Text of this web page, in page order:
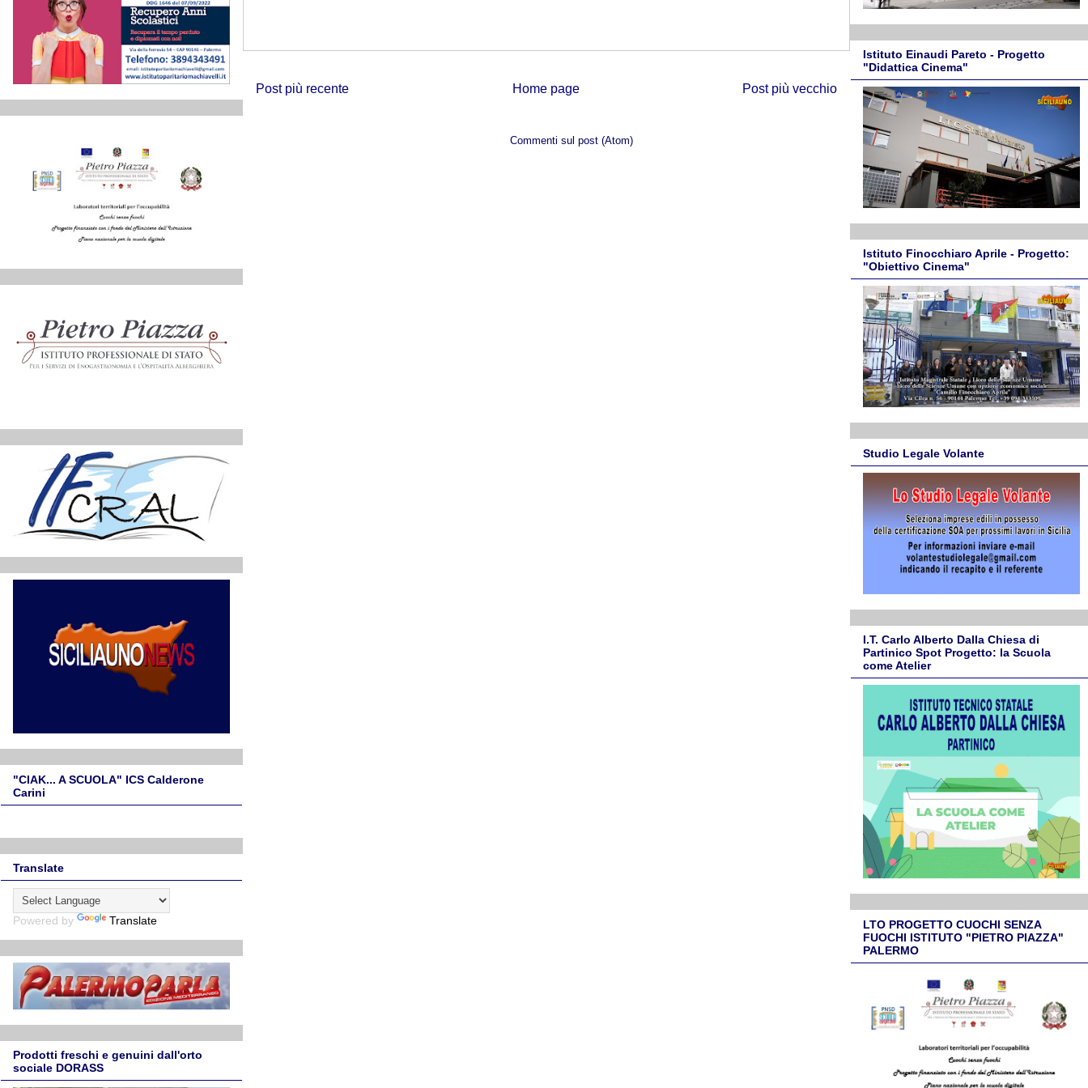
Post più recente Post più vecchio
Home page
Commenti sul post (Atom)
"CIAK... A SCUOLA" ICS Calderone
Carini
Translate
Powered by Translate
Prodotti freschi e genuini dall'orto
sociale DORASS
Istituto Einaudi Pareto - Progetto
"Didattica Cinema"
Istituto Finocchiaro Aprile - Progetto:
"Obiettivo Cinema"
Studio Legale Volante
I.T. Carlo Alberto Dalla Chiesa di
Partinico Spot Progetto: la Scuola
come Atelier
LTO PROGETTO CUOCHI SENZA
FUOCHI ISTITUTO "PIETRO PIAZZA"
PALERMO